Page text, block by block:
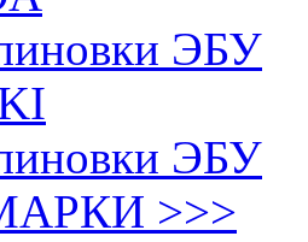
ЭБУ
ЭБУ
>>>